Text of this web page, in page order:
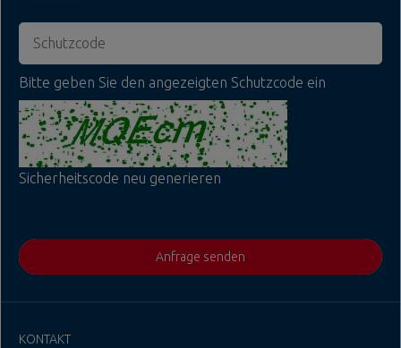
Bitte geben Sie den angezeigten Schutzcode ein
Sicherheitscode neu generieren
Anfrage senden
KONTAKT